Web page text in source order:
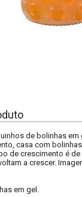
de bolinhas
casa com
de crescimento é
a crescer.
em gel.